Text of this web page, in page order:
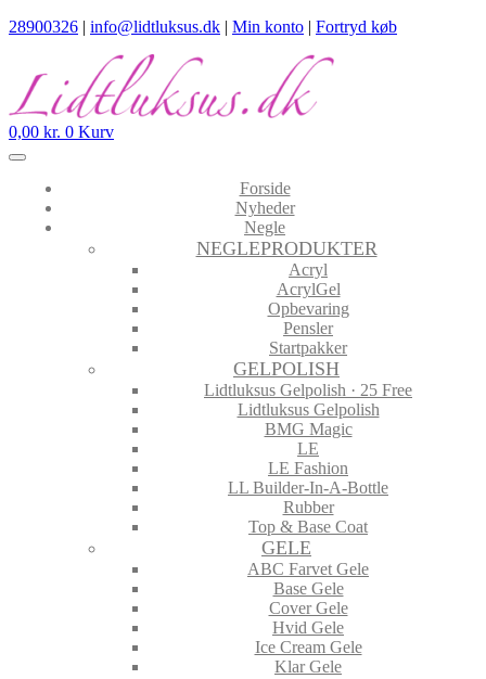
28900326 | info@lidtluksus.dk | Min konto | Fortryd køb
0,00 kr. 0 Kurv
Forside
Nyheder
Negle
NEGLEPRODUKTER
Acryl
AcrylGel
Opbevaring
Pensler
Startpakker
GELPOLISH
Lidtluksus Gelpolish · 25 Free
Lidtluksus Gelpolish
BMG Magic
LE
LE Fashion
LL Builder-In-A-Bottle
Rubber
Top & Base Coat
GELE
ABC Farvet Gele
Base Gele
Cover Gele
Hvid Gele
Ice Cream Gele
Klar Gele